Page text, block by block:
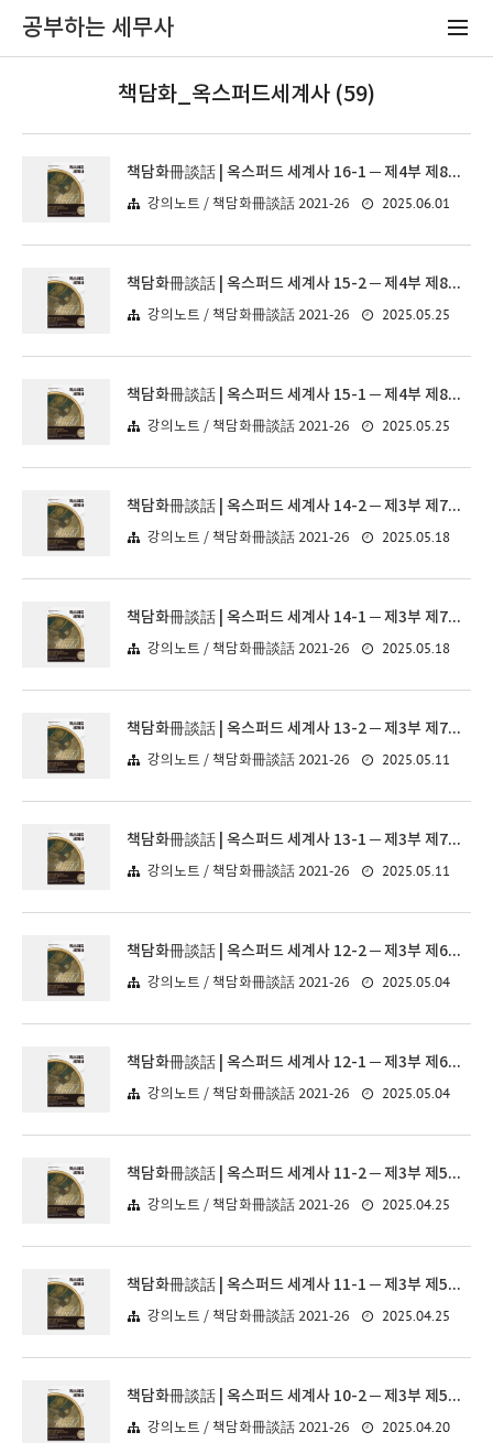
공부하는 세무사
책담화_옥스퍼드세계사 (59)
책담화冊談話 | 옥스퍼드 세계사 16-1 ─ 제4부 제8장. 경제적·생태적 조우(2)
강의노트 / 책담화冊談話 2021-26 2025.06.01
책담화冊談話 | 옥스퍼드 세계사 15-2 ─ 제4부 제8장. 경제적·생태적 조우(1)
강의노트 / 책담화冊談話 2021-26 2025.05.25
책담화冊談話 | 옥스퍼드 세계사 15-1 ─ 제4부 제8장. 경제적·생태적 조우(1)
강의노트 / 책담화冊談話 2021-26 2025.05.25
책담화冊談話 | 옥스퍼드 세계사 14-2 ─ 제3부 제7장. 사회 조직과 정치 조직(2)
강의노트 / 책담화冊談話 2021-26 2025.05.18
책담화冊談話 | 옥스퍼드 세계사 14-1 ─ 제3부 제7장. 사회 조직과 정치 조직(2)
강의노트 / 책담화冊談話 2021-26 2025.05.18
책담화冊談話 | 옥스퍼드 세계사 13-2 ─ 제3부 제7장. 사회 조직과 정치 조직(1)
강의노트 / 책담화冊談話 2021-26 2025.05.11
책담화冊談話 | 옥스퍼드 세계사 13-1 ─ 제3부 제7장. 사회 조직과 정치 조직(1)
강의노트 / 책담화冊談話 2021-26 2025.05.11
책담화冊談話 | 옥스퍼드 세계사 12-2 ─ 제3부 제6장. 철학, 과학, 종교, 예술
강의노트 / 책담화冊談話 2021-26 2025.05.04
책담화冊談話 | 옥스퍼드 세계사 12-1 ─ 제3부 제6장. 철학, 과학, 종교, 예술
강의노트 / 책담화冊談話 2021-26 2025.05.04
책담화冊談話 | 옥스퍼드 세계사 11-2 ─ 제3부 제5장. 청동기 시대 위기부터 흑사병까지(2)
강의노트 / 책담화冊談話 2021-26 2025.04.25
책담화冊談話 | 옥스퍼드 세계사 11-1 ─ 제3부 제5장. 청동기 시대 위기부터 흑사병까지(2)
강의노트 / 책담화冊談話 2021-26 2025.04.25
책담화冊談話 | 옥스퍼드 세계사 10-2 ─ 제3부 제5장. 청동기 시대 위기부터 흑사병까지(1)
강의노트 / 책담화冊談話 2021-26 2025.04.20